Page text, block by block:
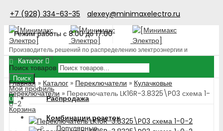
+7 (928) 334-63-35
alexey@minimaxelectro.ru
Режим работы с 8.00 до 17.00
Производитель решений по распределению электроэнергии и
поставщик ЭТП
Поиск товаров
Поиск
Мой профиль
0
Корзина
Каталог
Распродажа
Комбинации розеток
Популярные
Главная » Каталог » Переключатели » Кулачковые
переключатели » Переключатель LK16R-3.8325\P03 схема 1-
0-2